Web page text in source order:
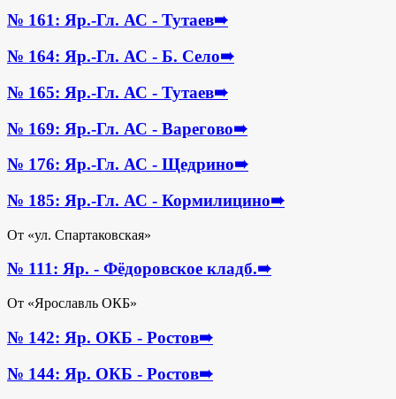
№ 161: Яр.-Гл. АС - Тутаев➠
№ 164: Яр.-Гл. АС - Б. Село➠
№ 165: Яр.-Гл. АС - Тутаев➠
№ 169: Яр.-Гл. АС - Варегово➠
№ 176: Яр.-Гл. АС - Щедрино➠
№ 185: Яр.-Гл. АС - Кормилицино➠
От «ул. Спартаковская»
№ 111: Яр. - Фёдоровское кладб.➠
От «Ярославль ОКБ»
№ 142: Яр. ОКБ - Ростов➠
№ 144: Яр. ОКБ - Ростов➠